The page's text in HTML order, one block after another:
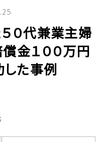
０代兼業主婦
金１００万円
た事例